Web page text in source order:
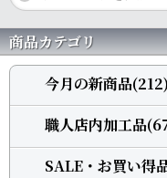
商品カテゴリ
今月の新商品(212)
職人店内加工品
SALE・お買い得